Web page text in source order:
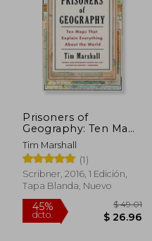
45%
dcto. $ 18.34
Prisoners of
Geography: Ten Maps
That Explain
Everything About the
World: 1 (Politics of
Place) (en Inglés)
Tim Marshall
(1)
Scribner, 2016, 1 Edición,
Tapa Blanda, Nuevo